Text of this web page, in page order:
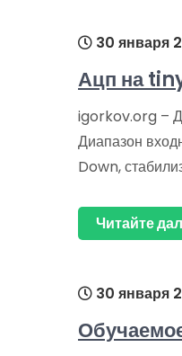
30 января
Ацп на
igorkov.org –
Диапазон
Down,
Читайте
30 января